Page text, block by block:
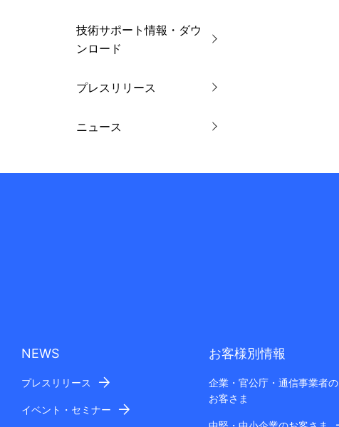
技術サポート情報・ダウ
ンロード
プレスリリース
ニュース
NEWS
プレスリリース
イベント・セミナー
お客様別情報
企業・官公庁・通信事業者の
お客さま